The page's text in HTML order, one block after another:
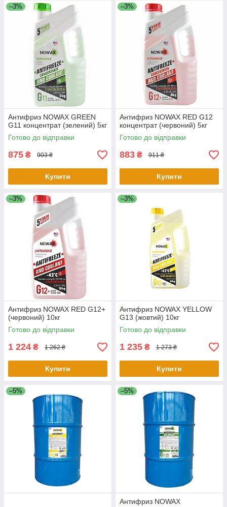
–3%
Антифриз NOWAX GREEN
G11 концентрат (зелений) 5кг
Готово до відправки
875 ₴ 903 ₴
Купити
–3%
Антифриз NOWAX RED G12
концентрат (червоний) 5кг
Готово до відправки
883 ₴ 911 ₴
Купити
–3%
Антифриз NOWAX RED G12+
(червоний) 10кг
Готово до відправки
1 224 ₴ 1 262 ₴
Купити
–3%
Антифриз NOWAX YELLOW
G13 (жовтий) 10кг
Готово до відправки
1 235 ₴ 1 273 ₴
Купити
–5% –5%
Антифриз NOWAX